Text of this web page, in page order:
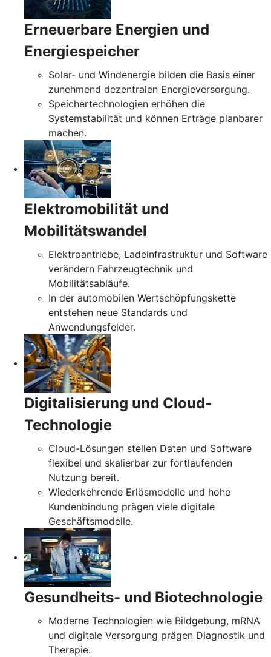
Erneuerbare Energien und
Energiespeicher
Solar- und Windenergie bilden die Basis einer
zunehmend dezentralen Energieversorgung.
Speichertechnologien erhöhen die
Systemstabilität und können Erträge planbarer
machen.
Elektromobilität und
Mobilitätswandel
Elektroantriebe, Ladeinfrastruktur und Software
verändern Fahrzeugtechnik und
Mobilitätsabläufe.
In der automobilen Wertschöpfungskette
entstehen neue Standards und
Anwendungsfelder.
Digitalisierung und Cloud-
Technologie
Cloud-Lösungen stellen Daten und Software
flexibel und skalierbar zur fortlaufenden
Nutzung bereit.
Wiederkehrende Erlösmodelle und hohe
Kundenbindung prägen viele digitale
Geschäftsmodelle.
Gesundheits- und Biotechnologie
Moderne Technologien wie Bildgebung, mRNA
und digitale Versorgung prägen Diagnostik und
Therapie.